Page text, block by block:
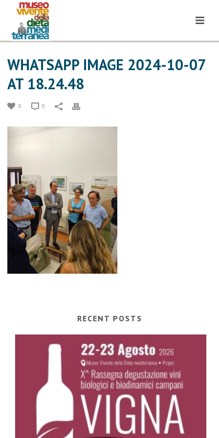
WHATSAPP IMAGE 2024-10-07
AT 18.24.48
0 0
RECENT POSTS